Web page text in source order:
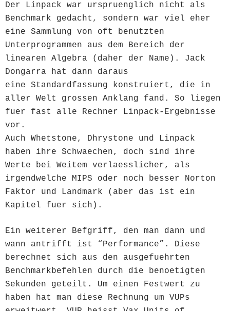
Der Linpack war urspruenglich nicht als
Benchmark gedacht, sondern war viel eher
eine Sammlung von oft benutzten
Unterprogrammen aus dem Bereich der
linearen Algebra (daher der Name). Jack
Dongarra hat dann daraus
eine Standardfassung konstruiert, die in
aller Welt grossen Anklang fand. So liegen
fuer fast alle Rechner Linpack-Ergebnisse
vor.
Auch Whetstone, Dhrystone und Linpack
haben ihre Schwaechen, doch sind ihre
Werte bei Weitem verlaesslicher, als
irgendwelche MIPS oder noch besser Norton
Faktor und Landmark (aber das ist ein
Kapitel fuer sich).
Ein weiterer Befgriff, den man dann und
wann antrifft ist “Performance”. Diese
berechnet sich aus den ausgefuehrten
Benchmarkbefehlen durch die benoetigten
Sekunden geteilt. Um einen Festwert zu
haben hat man diese Rechnung um VUPs